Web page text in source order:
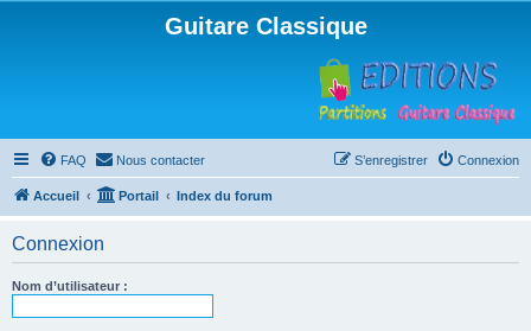
Guitare Classique
FAQ Nous contacter Connexion
S’enregistrer
Accueil Portail Index du forum
Connexion
Nom d’utilisateur :